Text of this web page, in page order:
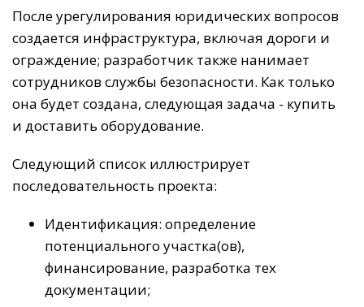
После урегулирования юридических вопросов
создается инфраструктура, включая дороги и
ограждение; разработчик также нанимает
сотрудников службы безопасности. Как только
она будет создана, следующая задача - купить
и доставить оборудование.
Следующий список иллюстрирует
последовательность проекта:
Идентификация: определение
потенциального участка(ов),
финансирование, разработка тех
документации;